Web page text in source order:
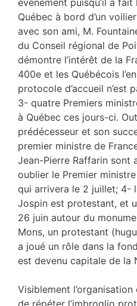
événement puisqu’il a
Québec à bord d’un
avec son ami, M.
du Conseil régional de
démontre l’intérêt de la
400e et les Québécois
protocole d’accueil n’est
3- quatre Premiers
à Québec ces jours-ci.
prédécesseur et son
premier ministre de
Jean-Pierre Raffarin sont
oublier le Premier
qui arrivera le 2 juillet; 4-
Jospin est protestant, et
26 juin autour du
Mons, un protestant
a joué un rôle dans la
est devenu capitale de la
Visiblement